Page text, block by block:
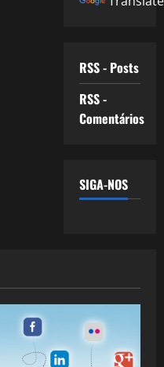
RSS - Posts
RSS -
Comentários
SIGA-NOS